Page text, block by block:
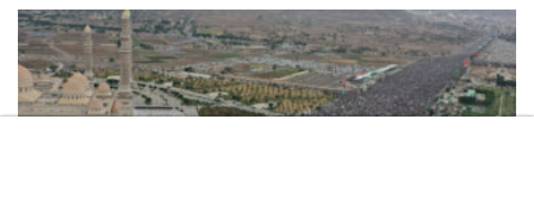
رسائل أبطال الجيش واللجان الشعبية
بمناسبة ذكرى عاشوراء 1444هـ من عدة
جبهات